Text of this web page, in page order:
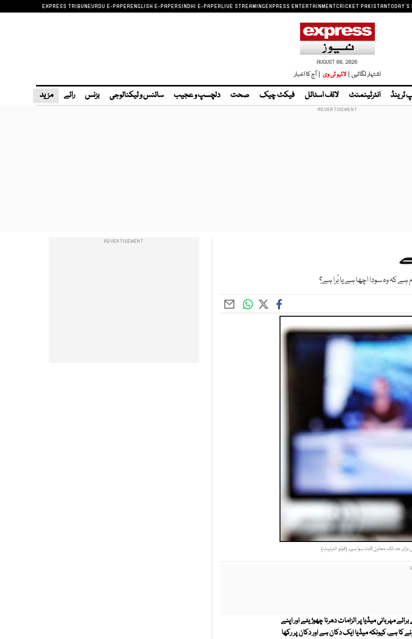
EXPRESS TRIBUNEURDU E-PAPERENGLISH E-PAPERSINDHI E-PAPERLIVE STREAMINGEXPRESS ENTERTAINMENTCRICKET PAKISTANTODAY'S
AUGUST 08, 2026
اشتہار لگائیں | لائیو ٹی وی | آج کا اخبار
ٹرینڈ انٹرٹینمنٹ لائف اسٹائل فیکٹ چیک صحت دلچسپ و عجیب سائنس و ٹیکنالوجی بزنس رائے مزید
کہ وہ سودا اچھا ہے یا بُرا ہے؟
بڑی حد تک معاون ثابت ہوا ہے۔ (فوٹو: انٹرنیٹ)
مہربانی میڈیا پر الزامات دھرنا چھوڑیئے اور اپنے
ہے، کیونکہ میڈیا ایک دکان ہے اور دکان پر رکھا